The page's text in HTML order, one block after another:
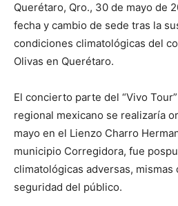
Querétaro, Qro., 30 de mayo de
fecha y cambio de sede tras la
condiciones climatológicas del
Olivas en Querétaro.
El concierto parte del “Vivo
regional mexicano se realizaría
mayo en el Lienzo Charro
municipio Corregidora, fue
climatológicas adversas,
seguridad del público.